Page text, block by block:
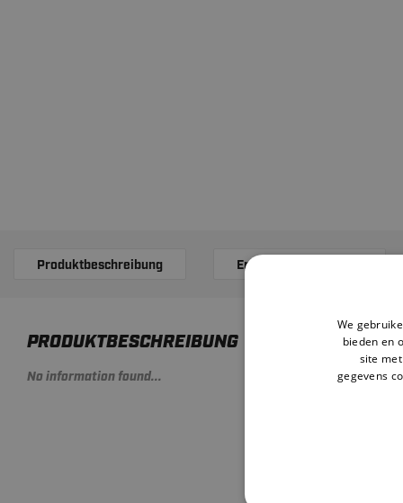
Produktbeschreibung Ergänzende Produkte
PRODUKTBESCHREIBUNG
No information found...
We
bieden en
site
gegevens